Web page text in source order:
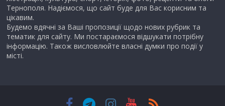
Тернополя. Надіємося, що сайт буде для Вас корисним та
цікавим.
Будемо вдячні за Ваші пропозиції щодо нових рубрик та
тематик для сайту. Ми постараємося відшукати потрібну
інформацію. Також висловлюйте власні думки про події у
місті.